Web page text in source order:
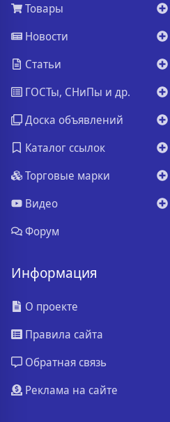
Товары
Новости
Статьи
ГОСТы, СНиПы и др.
Доска объявлений
Каталог ссылок
Торговые марки
Видео
Форум
Информация
О проекте
Правила сайта
Обратная связь
Реклама на сайте